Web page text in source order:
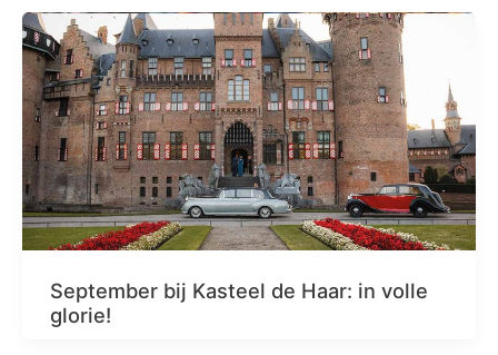
September bij Kasteel de Haar: in volle
glorie!